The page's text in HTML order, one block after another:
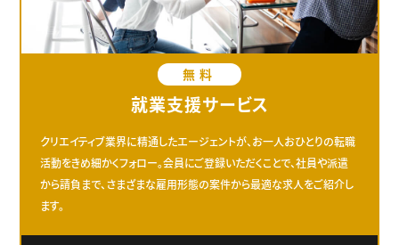
無料
就業支援サービス
クリエイティブ業界に精通したエージェントが、お一人おひとりの転職
活動をきめ細かくフォロー。会員にご登録いただくことで、社員や派遣
から請負まで、さまざまな雇用形態の案件から最適な求人をご紹介し
ます。